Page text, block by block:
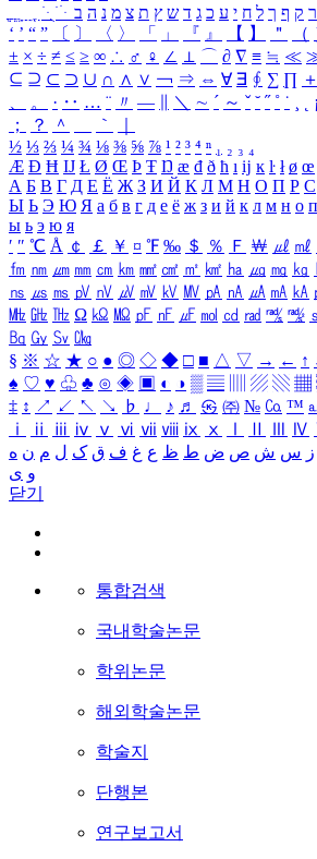
ִֶֹ ֻּ ׁׂ ר ק ף ך ל ח י ע כ ג ד ש ץ ת צ מ נ ה ב
‘ ’ “ ” 〔 〕 〈 〉 「 」 『 』 【 】 ＂ （
± × ÷ ≠ ≤ ≥ ∞ ∴ ♂ ♀ ∠ ⊥ ⌒ ∂ ∇ ≡ ≒ ≪
⊆ ⊇ ⊂ ⊃ ∪ ∩ ∧ ∨ ￢ ⇒ ⇔ ∀ ∃ ∮ ∑ ∏ ＋
、
。 · ‥ … ¨ 〃 ― ＼ ∼ ´ ～ ˇ ˘ ˝ ˚ ˙ ¸ ¡
；
？ ＾ ｀
½ ⅓ ⅔ ¼ ¾ ⅛ ⅜ ⅝ ⅞ ¹ ² ³ ⁴ ⁿ ₁ ₂ ₃ ₄
Æ Ð Ħ Ĳ Ł Ø Œ Þ Ŧ Ŋ æ đ ð ħ ı ĳ ĸ ŀ ł ø œ
А Б В Г Д Е Ё Ж З И Й К Л М Н О П Р С
Ы Ь Э Ю Я а б в г д е ё ж з и й к л м н о п
ы ь э ю я
′ ″ ℃ Å ￠ ￡ ￥ ¤ ℉ ‰ ＄ ％ Ｆ ￦ ㎕ ㎖
㎙ ㎚ ㎛ ㎜ ㎝ ㎞ ㎟ ㎠ ㎡ ㎢ ㏊ ㎍ ㎎ ㎏
㎱ ㎲ ㎳ ㎴ ㎵ ㎶ ㎷ ㎸ ㎹ ㎀ ㎁ ㎂ ㎃ ㎄
㎒ ㎓ ㎔ Ω ㏀ ㏁ ㎊ ㎋ ㎌ ㏖ ㏅ ㎭ ㎮ ㎯
㏃ ㏉ ㏜ ㏆
§ ※ ☆ ★ ○ ● ◎ ◇ ◆ □ ■ △ ▽ → ← ↑
♠ ♡ ♥ ♧ ♣ ⊙ ◈ ▣ ◐ ◑ ▒ ▤ ▨ ▧ ▦
‡ ↕ ↗ ↙ ↖ ↘ ♭ ♩ ♪ ♬ ㉿ ㈜ № ㏇ ™
ⅰ
ⅱ ⅲ ⅳ ⅴ ⅵ ⅶ ⅷ ⅸ ⅹ Ⅳ
ز س ش ص ض ط ظ ع غ ف ق ک ل م ن ه
و ی
닫기
통합검색
국내학술논문
학위논문
해외학술논문
학술지
단행본
연구보고서